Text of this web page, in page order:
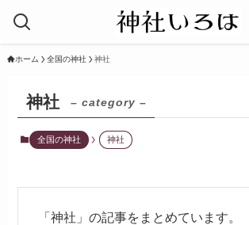
ホーム 全国の神社 神社
神社 – category –
全国の神社 神社
「神社」の記事をまとめています。